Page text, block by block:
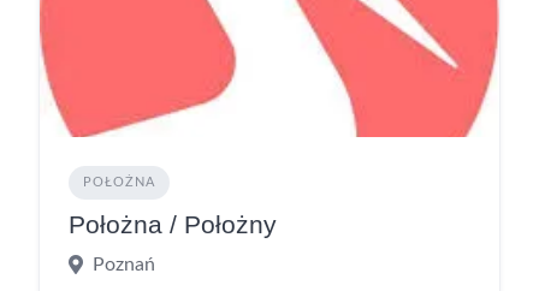
POŁOŻNA
Położna / Położny
Poznań